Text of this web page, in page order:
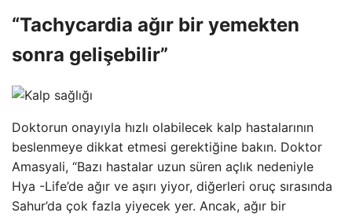
“Tachycardia ağır bir yemekten
sonra gelişebilir”
Doktorun onayıyla hızlı olabilecek kalp hastalarının
beslenmeye dikkat etmesi gerektiğine bakın. Doktor
Amasyali, “Bazı hastalar uzun süren açlık nedeniyle
Hya -Life’de ağır ve aşırı yiyor, diğerleri oruç sırasında
Sahur’da çok fazla yiyecek yer. Ancak, ağır bir